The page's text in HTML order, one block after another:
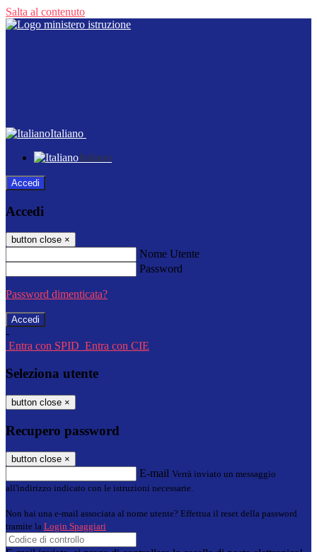
Salta al contenuto
Italiano
Italiano
Accedi
Accedi
button close ×
Nome Utente
Password
Password dimenticata?
-
Entra con SPID Entra con CIE
Seleziona utente
button close ×
Recupero password
button close ×
E-mail Verrà inviato un messaggio
all'indirizzo indicato con le istruzioni necessarie.
Non hai una e-mail associata al nome utente? Effettua il reset della password
tramite la Login Spaggiari